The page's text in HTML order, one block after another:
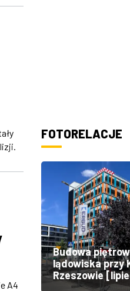
A4
FOTORELACJE
Budowa
lądowiska przy
Rzeszowie